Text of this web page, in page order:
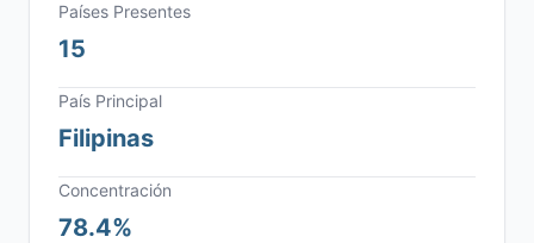
Países Presentes
15
País Principal
Filipinas
Concentración
78.4%